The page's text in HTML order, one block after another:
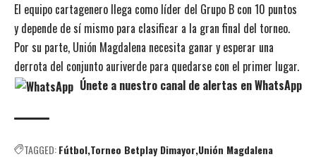
El equipo cartagenero llega como líder del Grupo B con 10 puntos
y depende de sí mismo para clasificar a la gran final del torneo.
Por su parte, Unión Magdalena necesita ganar y esperar una
derrota del conjunto auriverde para quedarse con el primer lugar.
Únete a nuestro canal de alertas en WhatsApp
TAGGED:Fútbol Torneo Betplay Dimayor Unión Magdalena